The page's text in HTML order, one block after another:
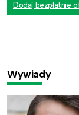
Dodaj bezpłatnie
Wywiady